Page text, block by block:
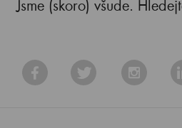
Jsme (skoro) všude.